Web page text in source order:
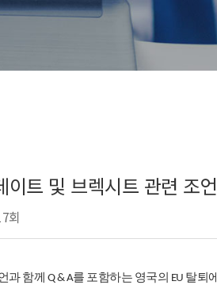
이트 및 브렉시트 관련 조언
회
과 함께 Q & A를 포함하는 영국의 EU 탈퇴에